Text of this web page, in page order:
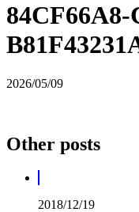
84CF66A8-
2026/05/09
Other posts
2018/12/19